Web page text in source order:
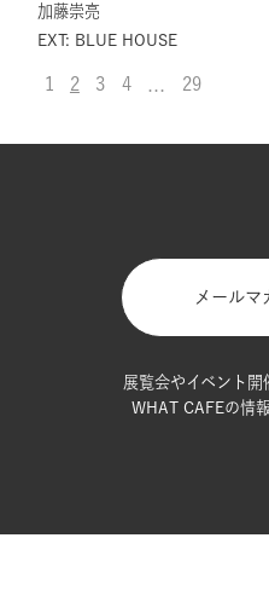
加藤崇亮
EXT: BLUE HOUSE
1 2 3 4 … 29
メールマ
展覧会やイベント開
WHAT CAFEの情